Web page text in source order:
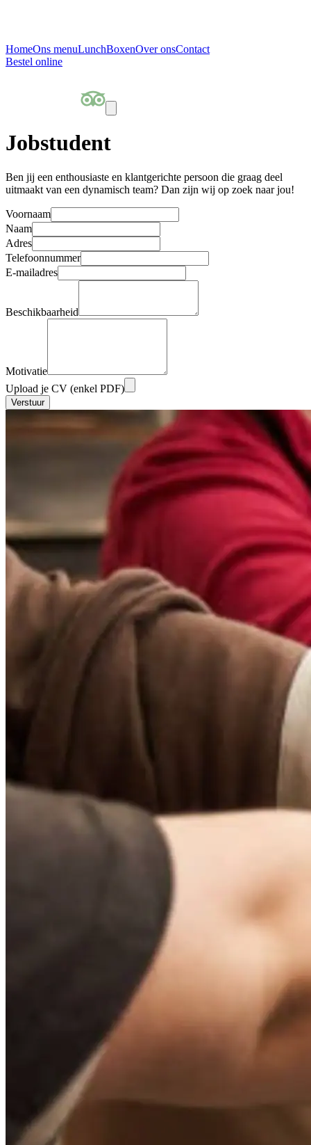
HomeOns menuLunchBoxenOver onsContact
Bestel online
Jobstudent
Ben jij een enthousiaste en klantgerichte persoon die graag deel
uitmaakt van een dynamisch team? Dan zijn wij op zoek naar jou!
Voornaam
Naam
Adres
Telefoonnummer
E-mailadres
Beschikbaarheid
Motivatie
Upload je CV (enkel PDF)
Verstuur